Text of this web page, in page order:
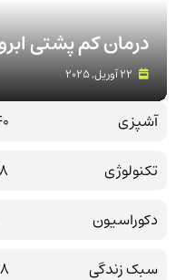
درمان کم پشتی ابرو با 6 ماده ی
22 آوریل, 2025
آشپزی
تکنولوژی
دکوراسیون
سبک زندگی